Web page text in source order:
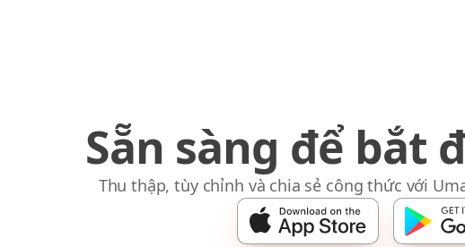
Sẵn sàng để bắt
Thu thập, tùy chỉnh và chia sẻ công thức với